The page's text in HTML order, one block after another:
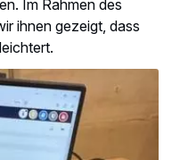
Im Rahmen des
ihnen gezeigt, dass